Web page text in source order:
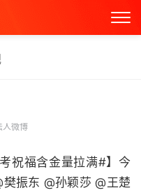
人微博
祝福含金量拉满#】今
振东 @孙颖莎 @王楚